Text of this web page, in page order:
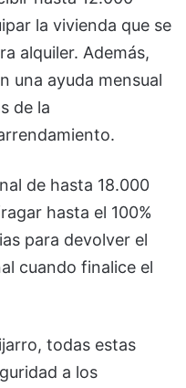
la vivienda que se
alquiler. Además,
una ayuda mensual
de la
de hasta 18.000
hasta el 100%
para devolver el
cuando finalice el
todas estas
a los